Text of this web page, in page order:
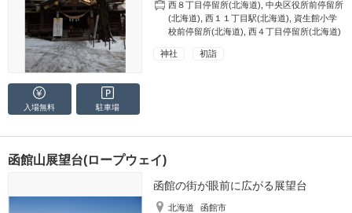
西８丁目停留所(北海道) ,中央区役所前停留所
(北海道) ,西１１丁目駅(北海道)
資生館小学
校前停留所(北海道) ,西４丁目停留所(北海道)
神社 初詣
入場無料 駐車場
函館山展望台(ロープウェイ)
函館の街が眼前に広がる展望台
北海道
函館市